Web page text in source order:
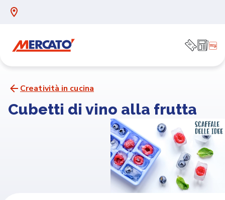
Creatività in cucina
Cubetti di vino alla frutta